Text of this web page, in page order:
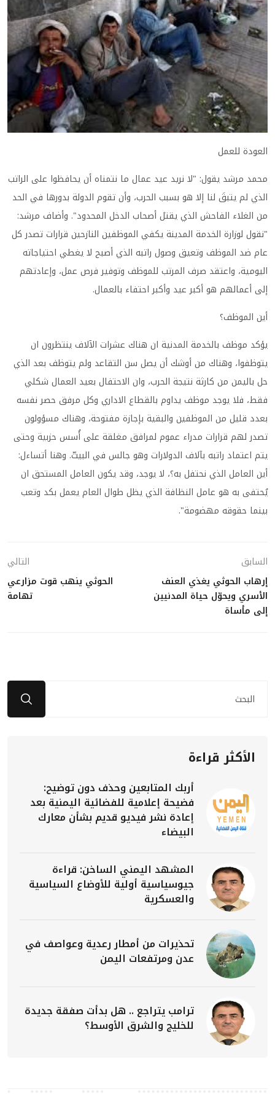
العودة للعمل
محمد مرشد يقول: "لا نريد عيد عمال ما نتمناه أن يحافظوا على الراتب
الذي لم يتبقَ لنا إلا هو بسبب الحرب، وأن تقوم الدولة بدورها في الحد
من الغلاء الفاحش الذي يقتل أصحاب الدخل المحدود". وأضاف مرشد:
"نقول لوزارة الخدمة المدينة يكفي الموظفين النازحين قرارات تصدر كل
عام ضد الموظف وتعيق وصول راتبه الذي أصبح لا يغطي احتياجاته
اليومية، واعتقد صرف المرتب للموظف وتوفير فرص عمل، وإعادتهم
إلى أعمالهم هو أكبر عيد وأكبر احتفاء بالعمال.
أين الموظف؟
يؤكد موظف بالخدمة المدنية ان هناك عشرات الآلاف ينتظرون ان
يتوظفوا، وهناك من أوشك أن يصل سن التقاعد ولم يتوظف بعد الذي
حل باليمن من كارثة نتيجة الحرب، وان الاحتفال بعيد العمال شكلي
فقط، فلا يوجد موظف يداوم بالقطاع الاداري وكل مرفق حصر نفسه
بعدد قليل من الموظفين والبقية بإجازة مفتوحة، وهناك مسؤولون
تصدر لهم قرارات مدراء عموم لمرافق مغلقة على أُسس حزبية وحتى
يتم اعتماد راتبه بآلاف الدولارات وهو جالس في البيتّ. وهنا أتساءل:
أين العامل الذي نحتفل به؟، لا يوجد، وقد يكون العامل المستحق ان
يُحتفى به هو عامل النظافة الذي يظل طوال العام يعمل بكد وتعب
بينما حقوقه مهضومة".
السابق
إرهاب الحوثي يغذي العنف
الأسري ويحوّل حياة المدنيين
إلى مأساة
التالي
الحوثي ينهب قوت مزارعي
تهامة
الأكثر قراءة
أربك المتابعين وحذف دون توضيح:
فضيحة إعلامية للفضائية اليمنية بعد
إعادة نشر فيديو قديم بشأن معارك
البيضاء
المشهد اليمني الساخن: قراءة
جيوسياسية أولية للأوضاع السياسية
والعسكرية
تحذيرات من أمطار رعدية وعواصف في
عدن ومرتفعات اليمن
ترامب يتراجع .. هل بدأت صفقة جديدة
للخليج والشرق الأوسط؟